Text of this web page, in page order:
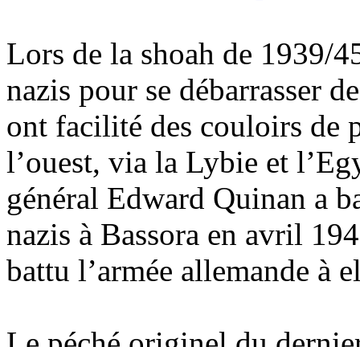
Lors de la shoah de 1939/
nazis pour se débarrasser
ont facilité des couloirs de
l’ouest, via la Lybie et
général Edward Quinan a
nazis à Bassora en avril
battu l’armée allemande à